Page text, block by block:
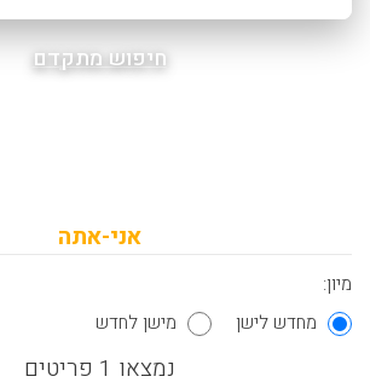
חיפוש מתקדם
אני-אתה
מיון:
מחדש לישן
מישן לחדש
נמצאו 1 פריטים